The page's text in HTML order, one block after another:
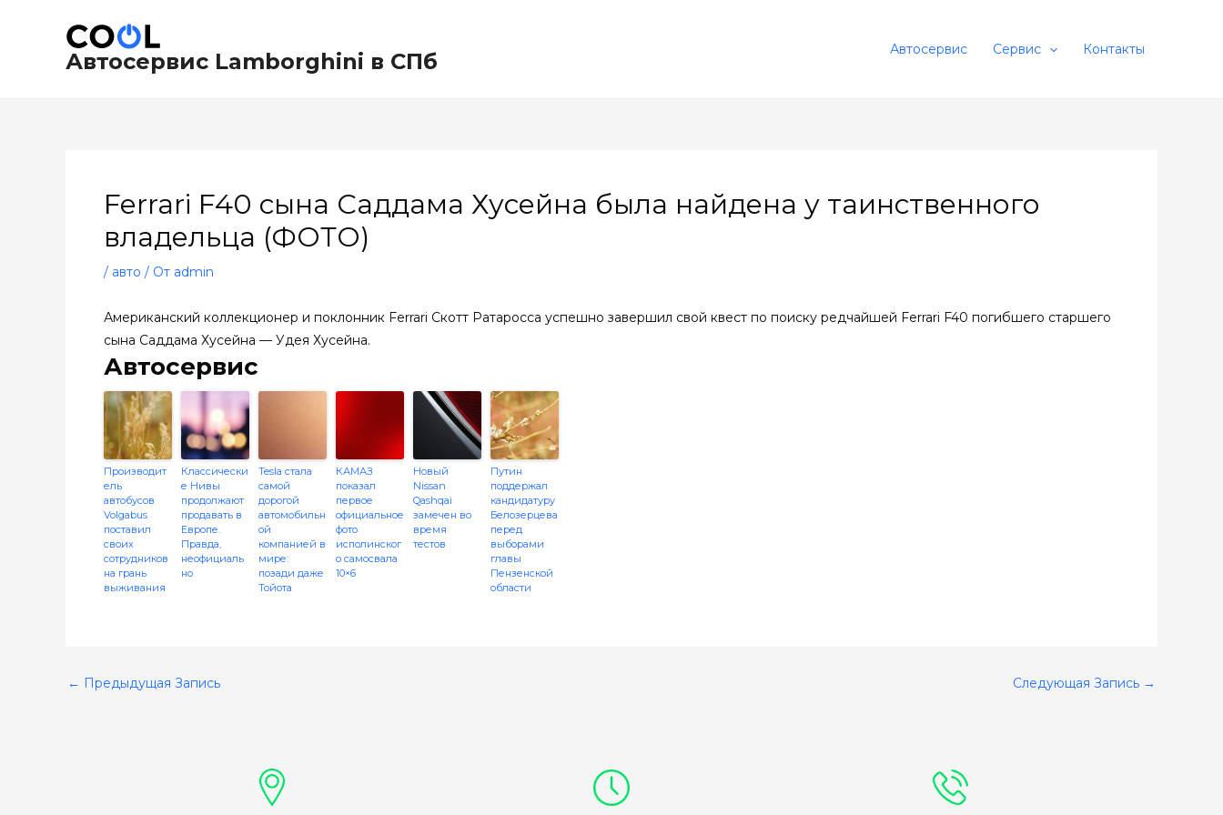
содержимомуАвтосервис Lamborghini в СПб Автосервис Сервис Контакты
Ferrari F40 сына Саддама Хусейна была найдена у таинственного
владельца (ФОТО)
/ авто / От admin
Американский коллекционер и поклонник Ferrari Скотт Ратаросса успешно завершил свой квест по поиску редчайшей Ferrari F40 погибшего старшего
сына Саддама Хусейна — Удея Хусейна.
Автосервис
Производит
ель
автобусов
Volgabus
поставил
своих
сотрудников
на грань
выживания
Классически
е Нивы
продолжают
продавать в
Европе.
Правда,
неофициаль
но
Tesla стала
самой
дорогой
автомобильн
ой
компанией в
мире:
позади даже
Тойота
КАМАЗ
показал
первое
официальное
фото
исполинског
о самосвала
10×6
Новый
Nissan
Qashqai
замечен во
время
тестов
Путин
поддержал
кандидатуру
Белозерцева
перед
выборами
главы
Пензенской
области
по
записям
← Предыдущая Запись Следующая Запись →